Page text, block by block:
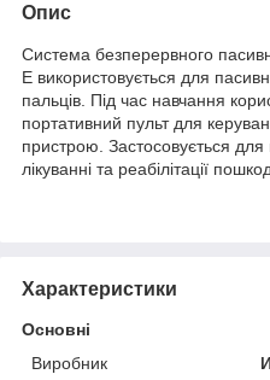
Опис
Система безперервного
E використовується для
пальців. Під час навчання
портативний пульт для
пристрою. Застосовується
лікуванні та реабілітації
Характеристики
Основні
Виробник